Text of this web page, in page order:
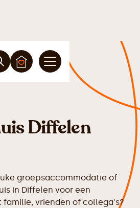
Diffelen
groepsaccommodatie of
in Diffelen voor een
vrienden of collega's?